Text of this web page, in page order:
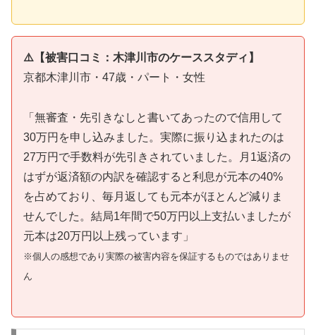
⚠️【被害口コミ：木津川市のケーススタディ】
京都木津川市・47歳・パート・女性
「無審査・先引きなしと書いてあったので信用して
30万円を申し込みました。実際に振り込まれたのは
27万円で手数料が先引きされていました。月1返済の
はずが返済額の内訳を確認すると利息が元本の40%
を占めており、毎月返しても元本がほとんど減りま
せんでした。結局1年間で50万円以上支払いましたが
元本は20万円以上残っています」
※個人の感想であり実際の被害内容を保証するものではありませ
ん